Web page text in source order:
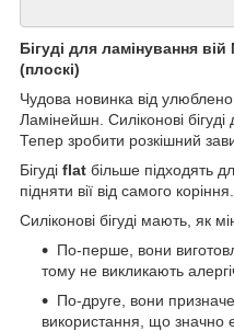
Бігуді для ламінування
(плоскі)
Чудова новинка від
Ламінейшн. Силіконові бігуді
Тепер зробити розкішний
Бігуді flat більше підходять
підняти вії від самого коріння.
Силіконові бігуді мають, як
По-перше, вони
тому не викликають
По-друге, вони
використання, що значно